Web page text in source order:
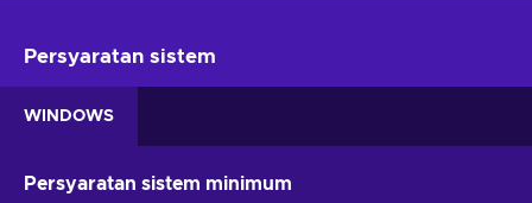
Persyaratan sistem
WINDOWS
Persyaratan sistem minimum